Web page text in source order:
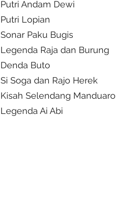
Putri Andam Dewi
Putri Lopian
Sonar Paku Bugis
Legenda Raja dan Burung
Denda Buto
Si Soga dan Rajo Herek
Kisah Selendang Manduaro
Legenda Ai Abi